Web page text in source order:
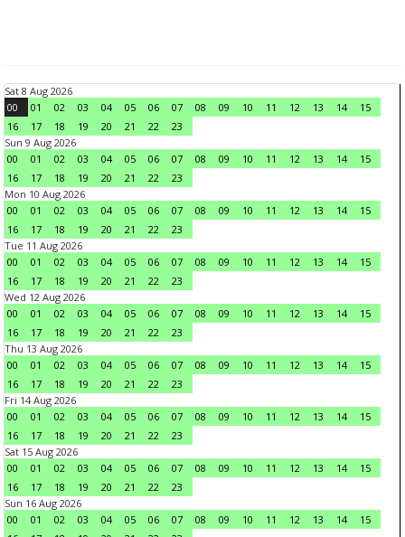
Sat 8 Aug 2026
00
01 02 03 04 05 06 07 08 09 10 11 12 13 14
15
16
17 18 19 20 21 22
23
Sun 9 Aug 2026
00
01 02 03 04 05 06 07 08 09 10 11 12 13 14
15
16
17 18 19 20 21 22
23
Mon 10 Aug 2026
00
01 02 03 04 05 06 07 08 09 10 11 12 13 14
15
16
17 18 19 20 21 22
23
Tue 11 Aug 2026
00
01 02 03 04 05 06 07 08 09 10 11 12 13 14
15
16
17 18 19 20 21 22
23
Wed 12 Aug 2026
00
01 02 03 04 05 06 07 08 09 10 11 12 13 14
15
16
17 18 19 20 21 22
23
Thu 13 Aug 2026
00
01 02 03 04 05 06 07 08 09 10 11 12 13 14
15
16
17 18 19 20 21 22
23
Fri 14 Aug 2026
00
01 02 03 04 05 06 07 08 09 10 11 12 13 14
15
16
17 18 19 20 21 22
23
Sat 15 Aug 2026
00
01 02 03 04 05 06 07 08 09 10 11 12 13 14
15
16
17 18 19 20 21 22
23
Sun 16 Aug 2026
00
01 02 03 04 05 06 07 08 09 10 11 12 13 14
15